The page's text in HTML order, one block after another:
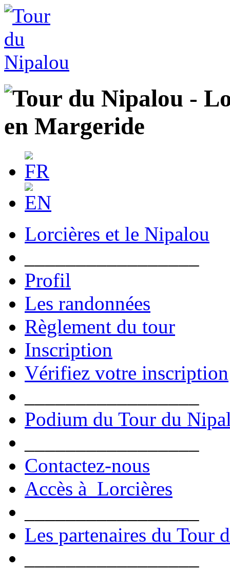
Lorcières et le Nipalou
Profil
Les randonnées
Règlement du tour
Inscription
Vérifiez votre inscription
Podium du Tour du
Contactez-nous
Accès à Lorcières
Les partenaires du Tour